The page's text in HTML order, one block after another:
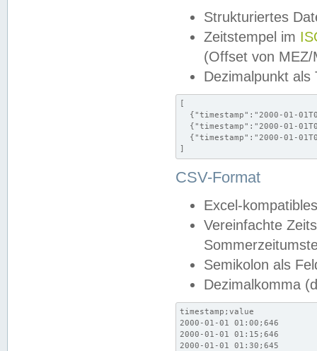
Strukturiertes
Zeitstempel im
(Offset von MEZ/
Dezimalpunkt als
[
{"timestamp":"2000-01-
{"timestamp":"2000-01-
{"timestamp":"2000-01-
]
CSV-Format
Excel-
Vereinfachte
Semikolon als
Dezimalkomma
timestamp;value
2000-01-01 01:00;646
2000-01-01 01:15;646
2000-01-01 01:30;645